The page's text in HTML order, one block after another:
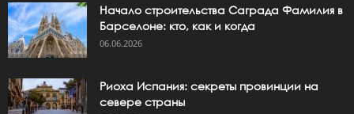
Начало строительства Саграда Фамилия в
Барселоне: кто, как и когда
06.06.2026
Риоха Испания: секреты провинции на
севере страны